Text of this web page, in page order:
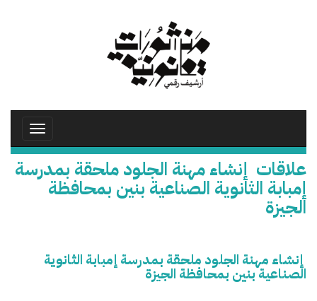
Toggle
علاقات إنشاء مهنة الجلود ملحقة بمدرسة
إمبابة الثانوية الصناعية بنين بمحافظة
الجيزة
إنشاء مهنة الجلود ملحقة بمدرسة إمبابة الثانوية
الصناعية بنين بمحافظة الجيزة